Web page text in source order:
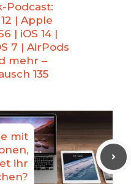
Podcast:
| Apple
| iOS 14 |
7 | AirPods
mehr –
135
mit
ihr